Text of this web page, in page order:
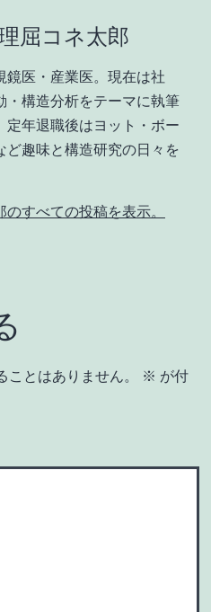
屈コネ太郎
鏡医・産業医。現在は社
・構造分析をテーマに執筆
定年退職後はヨット・ボー
ど趣味と構造研究の日々を
のすべての投稿を表示。
ことはありません。 ※ が付